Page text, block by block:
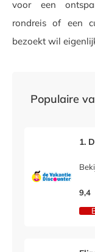
voor een
rondreis of een
bezoekt wil
Populaire
1.
9,4